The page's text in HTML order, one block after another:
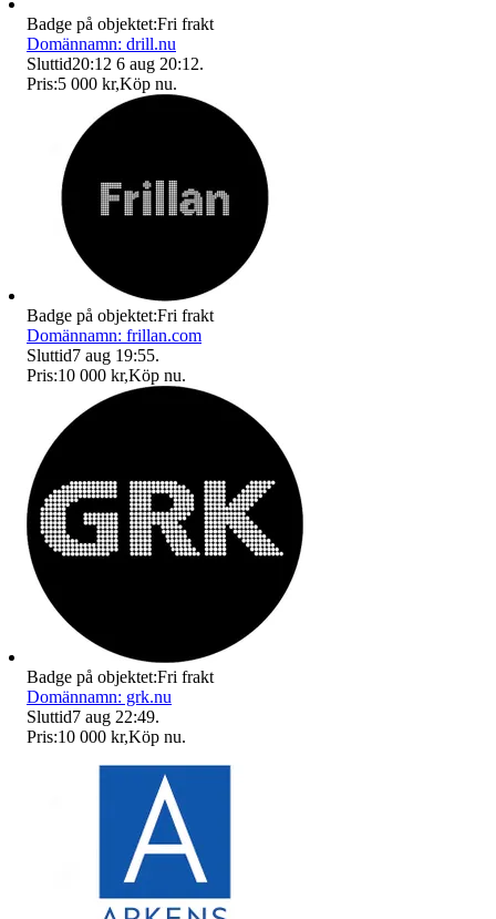
Badge på objektet:Fri frakt
Domännamn: drill.nu
Sluttid20:12 6 aug 20:12.
Pris:5 000 kr,Köp nu.
Badge på objektet:Fri frakt
Domännamn: frillan.com
Sluttid7 aug 19:55.
Pris:10 000 kr,Köp nu.
Badge på objektet:Fri frakt
Domännamn: grk.nu
Sluttid7 aug 22:49.
Pris:10 000 kr,Köp nu.